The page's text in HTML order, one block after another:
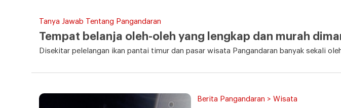
Tanya Jawab Tentang Pangandaran
Tempat belanja oleh-oleh yang lengkap dan murah
Disekitar pelelangan ikan pantai timur dan pasar wisata Pangandaran banyak sekali
Berita Pangandaran > Wisata